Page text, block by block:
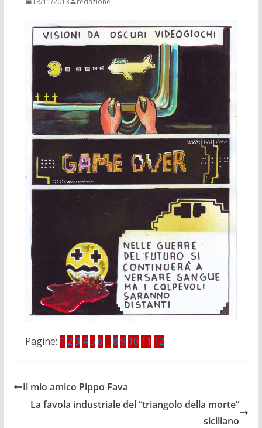
Pagine: 1 2 3 45 6 78 9 10 11 12
Il mio amico Pippo Fava
La favola industriale del “triangolo della morte”
siciliano